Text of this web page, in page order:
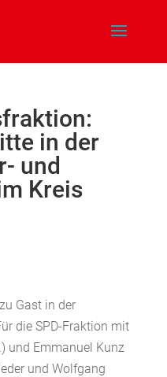
in der
und
Kreis
Gast in der
die SPD-Fraktion mit
und Emmanuel Kunz
und Wolfgang